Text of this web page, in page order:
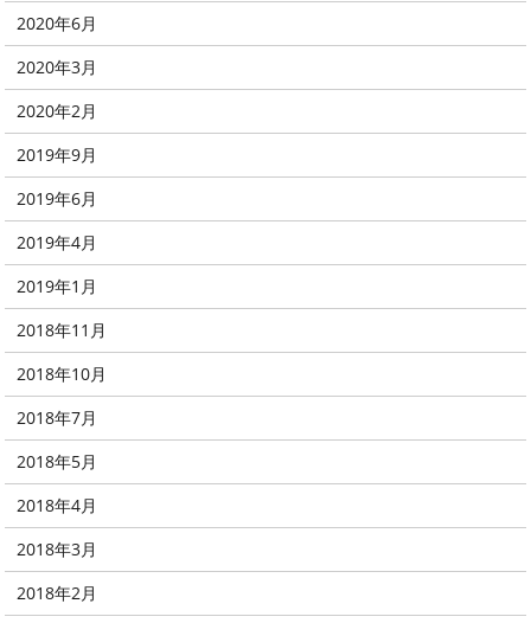
2020年6月
2020年3月
2020年2月
2019年9月
2019年6月
2019年4月
2019年1月
2018年11月
2018年10月
2018年7月
2018年5月
2018年4月
2018年3月
2018年2月